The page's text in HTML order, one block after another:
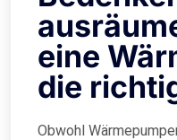
eine
die
Obwohl